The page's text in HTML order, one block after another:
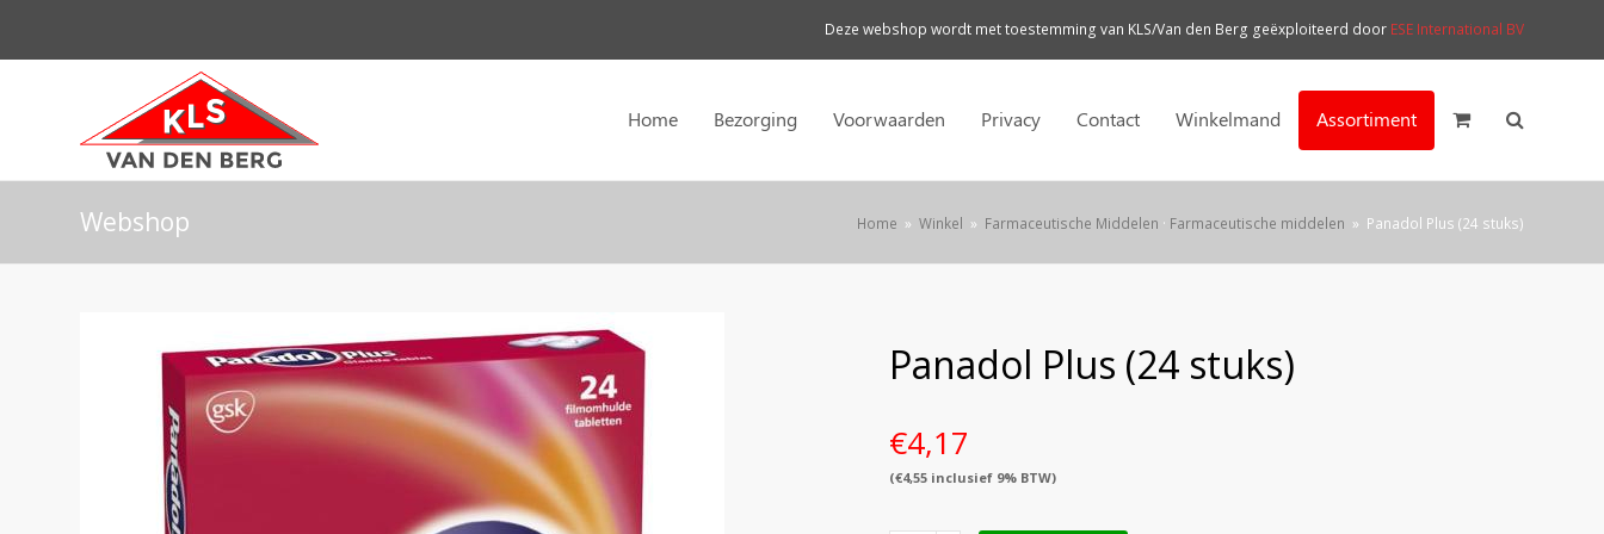
Deze webshop wordt met toestemming van KLS/Van den Berg geëxploiteerd door ESE International BV
Home Bezorging Voorwaarden Privacy Contact Winkelmand Assortiment
Webshop Home » Winkel » Farmaceutische Middelen · Farmaceutische middelen » Panadol Plus (24 stuks)
Panadol Plus (24 stuks)
€4,17
(€4,55inclusief 9% BTW)